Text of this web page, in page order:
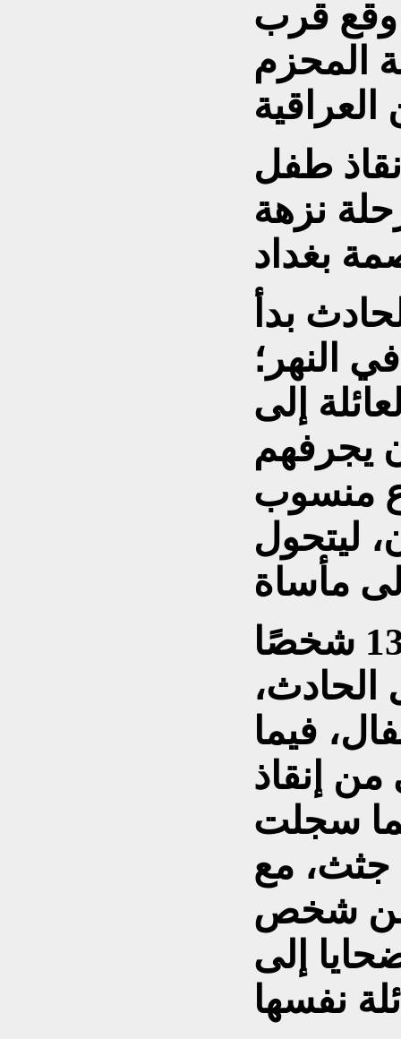
قرب
المحزم
طفل
نزهة
بدأ
النهر؛
إلى
يجرفهم
منسوب
ليتحول
وأضافت المصادر أن 13 شخصًا
الحادث،
فيما
إنقاذ
سجلت
الحصيلة الأولية انتشال 6 جثث، مع
عن شخص
إلى